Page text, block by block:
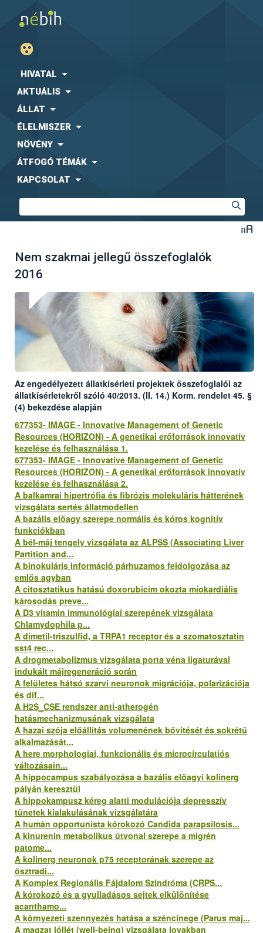
HIVATAL
AKTUÁLIS
ÁLLAT
ÉLELMISZER
NÖVÉNY
ÁTFOGÓ TÉMÁK
KAPCSOLAT
Nem szakmai jellegű összefoglalók
2016
Az engedélyezett állatkísérleti projektek összefoglalói az
állatkísérletekről szóló 40/2013. (II. 14.) Korm. rendelet 45. §
(4) bekezdése alapján
677353- IMAGE - Innovative Management of Genetic
Resources (HORIZON) - A genetikai erőforrások innovatív
kezelése és felhasználása 1.
677353- IMAGE - Innovative Management of Genetic
Resources (HORIZON) - A genetikai erőforrások innovatív
kezelése és felhasználása 2.
A balkamrai hipertrófia és fibrózis molekuláris hátterének
vizsgálata sertés állatmodellen
A bazális előagy szerepe normális és kóros kognitív
funkciókban
A bél-máj tengely vizsgálata az ALPSS (Associating Liver
Partition and...
A binokuláris információ párhuzamos feldolgozása az
emlős agyban
A citosztatikus hatású doxorubicim okozta miokardiális
károsodás preve...
A D3 vitamin immunológiai szerepének vizsgálata
Chlamydophila p...
A dimetil-triszulfid, a TRPA1 receptor és a szomatosztatin
sst4 rec...
A drogmetabolizmus vizsgálata porta véna ligaturával
indukált májregeneráció során
A felületes hátsó szarvi neuronok migrációja, polarizációja
és dif...
A H2S_CSE rendszer anti-atherogén
hatásmechanizmusának vizsgálata
A hazai szója előállítás volumenének bővítését és sokrétű
alkalmazását...
A here morphologiai, funkcionális és microcirculatiós
változásain...
A hippocampus szabályozása a bazális előagyi kolinerg
pályán keresztül
A hippokampusz kéreg alatti modulációja depresszív
tünetek kialakulásának vizsgálatára
A humán opportunista kórokozó Candida parapsilosis...
A kinurenin metabolikus útvonal szerepe a migrén
patome...
A kolinerg neuronok p75 receptorának szerepe az
ösztradi...
A Komplex Regionális Fájdalom Szindróma (CRPS...
A kórokozó és a gyulladásos sejtek elkülönítése
acanthamo...
A környezeti szennyezés hatása a széncinege (Parus maj...
A magzat jóllét (well-being) vizsgálata lovakban